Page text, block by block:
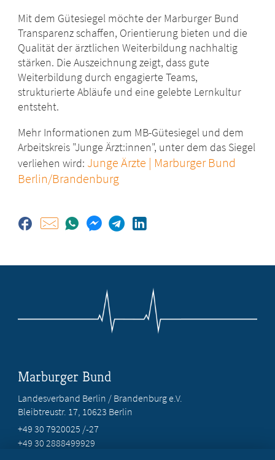
Mit dem Gütesiegel möchte der Marburger Bund
Transparenz schaffen, Orientierung bieten und die
Qualität der ärztlichen Weiterbildung nachhaltig
stärken. Die Auszeichnung zeigt, dass gute
Weiterbildung durch engagierte Teams,
strukturierte Abläufe und eine gelebte Lernkultur
entsteht.
Mehr Informationen zum MB-Gütesiegel und dem
Arbeitskreis "Junge Ärzt:innen", unter dem das Siegel
verliehen wird: Junge Ärzte | Marburger Bund
Berlin/Brandenburg
Marburger Bund
Landesverband Berlin / Brandenburg e.V.
Bleibtreustr. 17, 10623 Berlin
+49 30 7920025 /-27
+49 30 2888499929